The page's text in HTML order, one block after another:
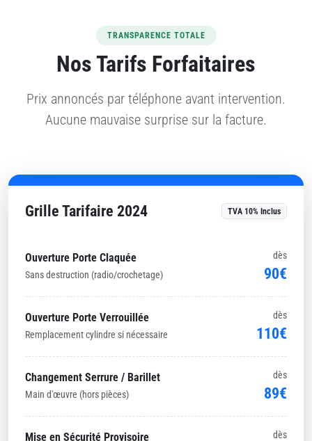
TRANSPARENCE TOTALE
Nos Tarifs Forfaitaires
Prix annoncés par téléphone avant intervention.
Aucune mauvaise surprise sur la facture.
Grille Tarifaire 2024 TVA 10% Inclus
Ouverture Porte Claquée
Sans destruction (radio/crochetage)
dès
90€
Ouverture Porte Verrouillée
Remplacement cylindre si nécessaire
dès
110€
Changement Serrure / Barillet
Main d'œuvre (hors pièces)
dès
89€
Mise en Sécurité Provisoire dès